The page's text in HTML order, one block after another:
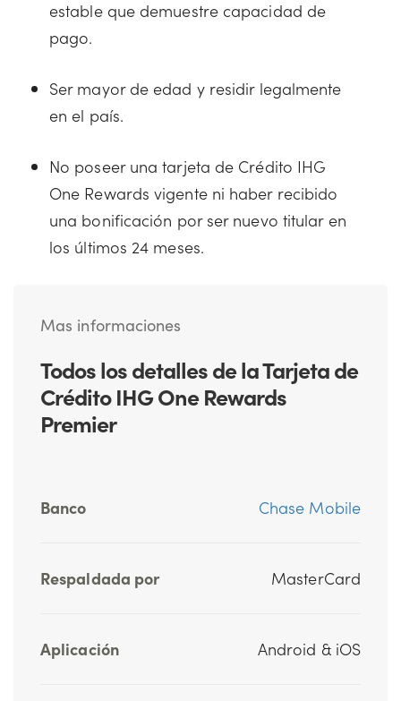
estable que demuestre capacidad de
pago.
Ser mayor de edad y residir legalmente
en el país.
No poseer una tarjeta de Crédito IHG
One Rewards vigente ni haber recibido
una bonificación por ser nuevo titular en
los últimos 24 meses.
Mas informaciones
Todos los detalles de la Tarjeta de
Crédito IHG One Rewards
Premier
Banco Chase Mobile
Respaldada por MasterCard
Aplicación Android & iOS